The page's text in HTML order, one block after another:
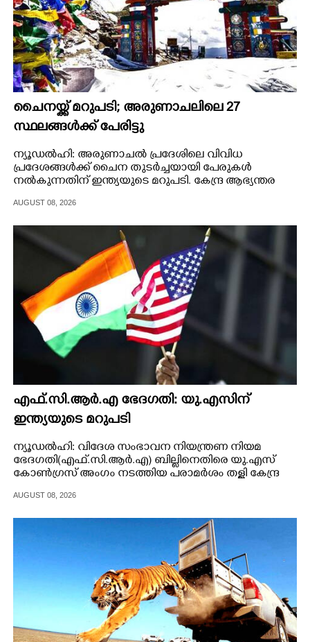
ചൈനയ്ക്ക് മറുപടി; അരുണാചലിലെ 27
സ്ഥലങ്ങൾക്ക് പേരിട്ടു
ന്യൂഡൽഹി: അരുണാചൽ പ്രദേശിലെ വിവിധ
പ്രദേശങ്ങൾക്ക് ചൈന തുടർച്ചയായി പേരുകൾ
നൽകുന്നതിന് ഇന്ത്യയുടെ മറുപടി. കേന്ദ്ര ആഭ്യന്തര
അതിർത്തി മേഖലയിലെ 27 സ്ഥലങ്ങൾക്ക് പേരുകൾ
AUGUST 08, 2026
എഫ്.സി.ആർ.എ ഭേദഗതി: യു.എസിന്
ഇന്ത്യയുടെ മറുപടി
ന്യൂഡൽഹി: വിദേശ സംഭാവന നിയന്ത്രണ നിയമ
ഭേദഗതി(എഫ്.സി.ആർ.എ) ബില്ലിനെതിരെ യു.എസ്
കോൺഗ്രസ് അംഗം നടത്തിയ പരാമർശം തള്ളി കേന്ദ്ര
AUGUST 08, 2026